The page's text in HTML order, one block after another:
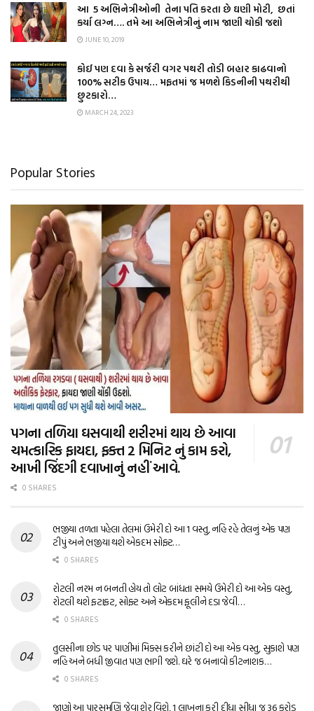
આ 5 અભિનેત્રીઓની તેના પતિ કરતા છે ઘણી મોટી, છતાં
કર્યા લગ્ન…. તમે આ અભિનેત્રીનું નામ જાણી ચોકી જશો
JUNE 10, 2019
કોઈ પણ દવા કે સર્જરી વગર પથરી તોડી બહાર કાઢવાનો
100% સટીક ઉપાય… મફતમાં જ મળશે કિડનીની પથરીથી
છુટકારો…
MARCH 24, 2023
Popular Stories
પગના તળિયા ઘસવાથી શરીરમાં થાય છે આવા
ચમત્કારિક ફાયદા, ફક્ત 2 મિનિટ નું કામ કરો,
આખી જિંદગી દવાખાનું નહીં આવે.
0 SHARES
ભજીયા તળતા પહેલા તેલમાં ઉમેરી દો આ 1 વસ્તુ, નહિ રહે તેલનું એક પણ
ટીપું અને ભજીયા થશે એકદમ સોફ્ટ…
0 SHARES
રોટલી નરમ ન બનતી હોય તો લોટ બાંધતા સમયે ઉમેરી દો આ એક વસ્તુ,
રોટલી થશે ફટાફટ, સોફ્ટ અને એકદમ ફૂલીને દડા જેવી…
0 SHARES
તુલસીના છોડ પર પાણીમાં મિક્સ કરીને છાંટી દો આ એક વસ્તુ, સુકાશે પણ
નહિ અને બધી જીવાત પણ ભાગી જશે. ઘરે જ બનાવો કીટનાશક…
0 SHARES
જાણો આ પારસમણિ જેવા શેર વિશે, 1 લાખના કરી દીધા સીધા જ 36 કરોડ